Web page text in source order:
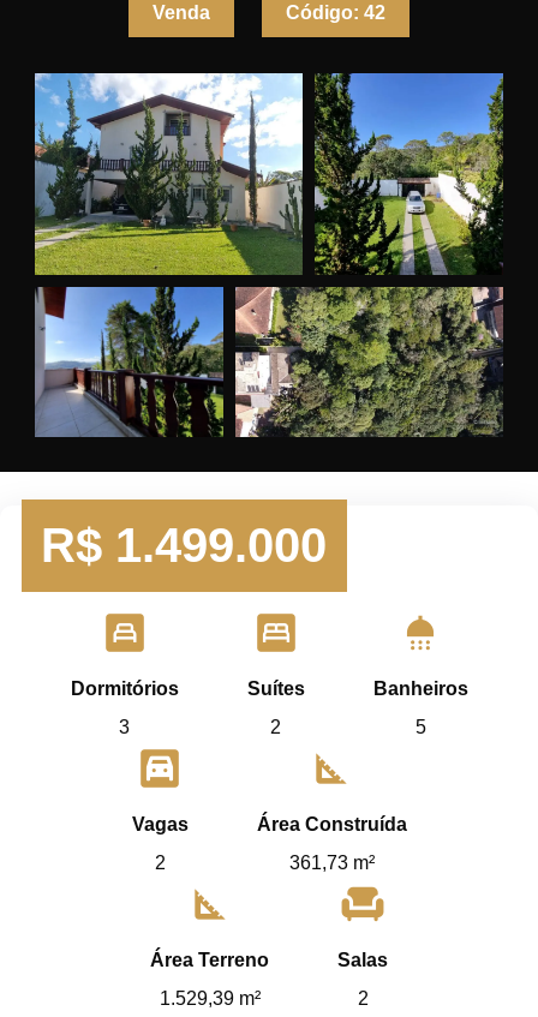
Venda Código: 42
R$ 1.499.000
bedroom_child
Dormitórios
3
bedroom_parent
Suítes
2
shower
Banheiros
5
garage
Vagas
2
square_foot
Área Construída
361,73 m²
square_foot
Área Terreno
1.529,39 m²
chair
Salas
2